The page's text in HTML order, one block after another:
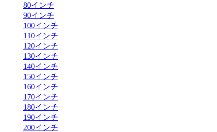
80インチ
90インチ
100インチ
110インチ
120インチ
130インチ
140インチ
150インチ
160インチ
170インチ
180インチ
190インチ
200インチ